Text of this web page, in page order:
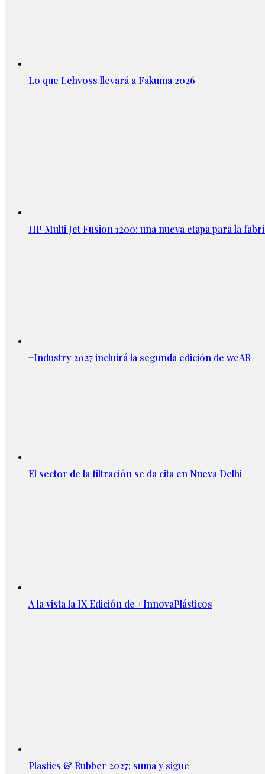
Lo que Lehvoss llevará a Fakuma 2026
HP Multi Jet Fusion 1200: una nueva etapa para la
+Industry 2027 incluirá la segunda edición de weAR
El sector de la filtración se da cita en Nueva Delhi
A la vista la IX Edición de #InnovaPlásticos
Plastics & Rubber 2027: suma y sigue